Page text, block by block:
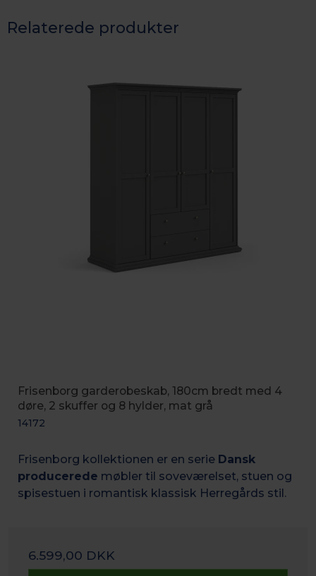
Relaterede produkter
Frisenborg garderobeskab, 180cm bredt med 4
døre, 2 skuffer og 8 hylder, mat grå
14172
Frisenborg kollektionen er en serie Dansk
producerede møbler til soveværelset, stuen og
spisestuen i romantisk klassisk Herregårds stil.
6.599,00 DKK